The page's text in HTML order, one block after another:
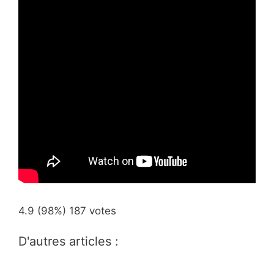
4.9 (98%) 187 votes
D'autres articles :